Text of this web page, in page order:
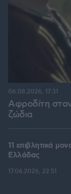
Αφροδίτη
ζώδια
06.08.2026, 17:31
11 επιβλητικά
Ελλάδας
17.06.2026, 22:51